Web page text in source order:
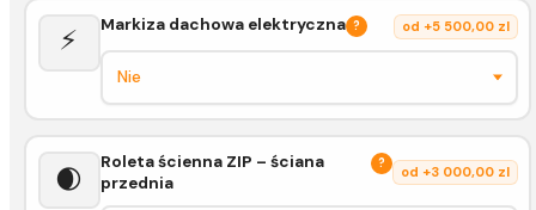
⚡ Markiza dachowa elektryczna ? od +5 500,00 zl
🌒
Roleta ścienna ZIP – ściana
przednia
?
od +3 000,00 zl